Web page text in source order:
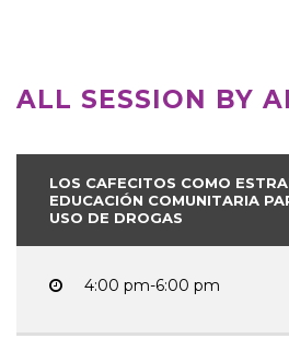
ALL SESSION BY
LOS CAFECITOS COMO
EDUCACIÓN COMUNITARIA
USO DE DROGAS
4:00 pm-6:00 pm